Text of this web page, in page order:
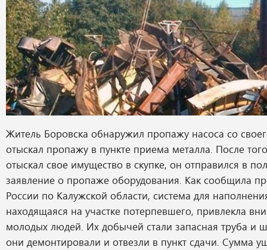
Житель Боровска обнаружил пропажу насоса со
отыскал пропажу в пункте приема металла. После
отыскал свое имущество в скупке, он отправился в
заявление о пропаже оборудования. Как сообщила
России по Калужской области, система для
находящаяся на участке потерпевшего, привлекла
молодых людей. Их добычей стали запасная труба и
они демонтировали и отвезли в пункт сдачи. Сумма